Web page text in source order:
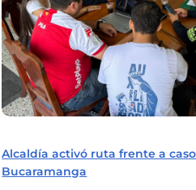
Alcaldía activó ruta frente a
Bucaramanga